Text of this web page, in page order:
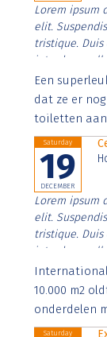
Lorem ipsum
elit.
tristique.
interdum
Aenean
imperdiet.
Een
dat ze er
toiletten
Saturday
19
DECEMBER
Lorem ipsum
elit.
tristique.
interdum
Aenean
imperdiet.
10.000 m2
onderdelen
Saturday